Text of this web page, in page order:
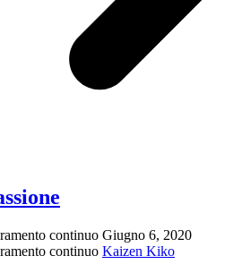
continuo Giugno 6, 2020
continuo Kaizen Kiko